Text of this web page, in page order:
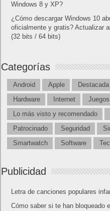
Windows 8 y XP?
¿Cómo descargar Windows 10
oficialmente y gratis? Actualizar
(32 bits / 64 bits)
Categorías
Android Apple
Destacada
Hardware
Internet
Juegos
Lo más visto y recomendado
Patrocinado
Seguridad
Smartwatch
Software
Publicidad
Letra de canciones populares
Cómo saber si te han bloqueado